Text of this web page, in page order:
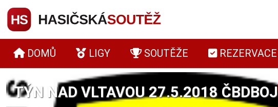
DOMŮ LIGY SOUTĚŽE REZERVACE
TÝN NAD VLTAVOU 27.5.2018 ČBDBOJ